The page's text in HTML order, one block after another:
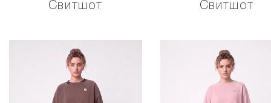
Свитшот
Свитшот